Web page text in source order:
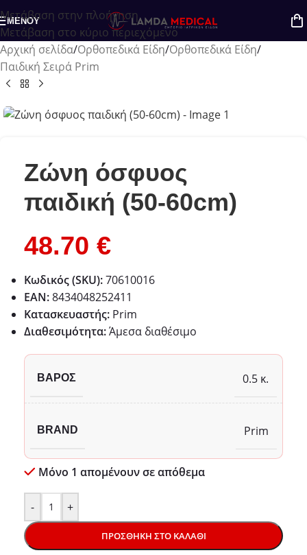
Μετάβαση στην πλοήγηση
Μετάβαση στο κύριο περιεχόμενο
Πιθανές παραγγελίες στο ηλεκτρονικό
κατάστημα, εκείνη την περίοδο, θα
εξυπηρετηθούν μετά τις 23/08 κατά
ΜΕΝΟΎ
Αρχική σελίδα/Ορθοπεδικά Είδη/Ορθοπεδικά Είδη/
Παιδική Σειρά Prim
Ζώνη όσφυος
παιδική (50-60cm)
48.70 €
Κωδικός (SKU):70610016
EAN:8434048252411
Κατασκευαστής: Prim
Διαθεσιμότητα:Άμεσα διαθέσιμο
ΒΆΡΟΣ 0.5 κ.
BRAND Prim
Μόνο 1 απομένουν σε απόθεμα
- +
ΠΡΟΣΘΉΚΗ ΣΤΟ ΚΑΛΆΘΙ